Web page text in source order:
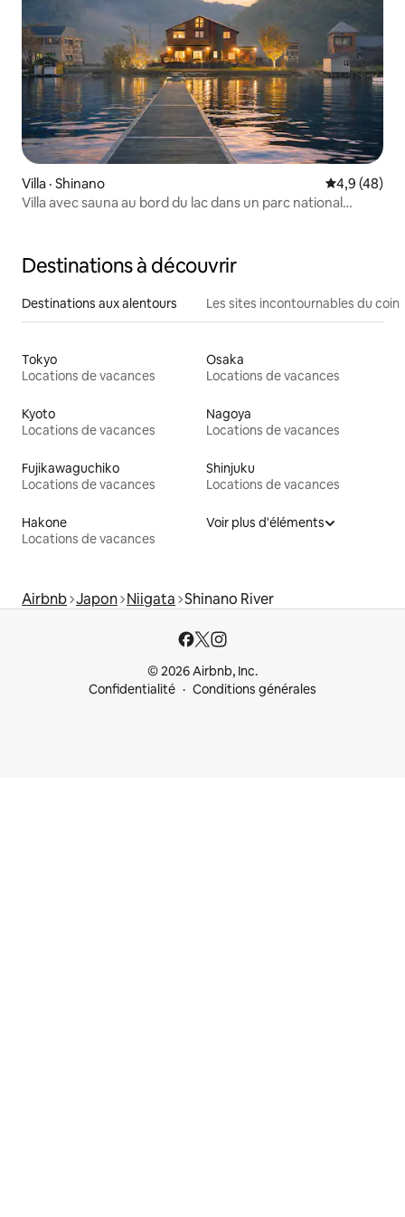
Villa · Shinano Note
4,9 (48)
Villa avec sauna au bord du lac dans un parc national
Destinations à découvrir
Destinations aux alentours Les sites incontournables du coin
Tokyo
Locations de vacances
Osaka
Locations de vacances
Kyoto
Locations de vacances
Nagoya
Locations de vacances
Fujikawaguchiko
Locations de vacances
Shinjuku
Locations de vacances
Hakone
Locations de vacances
Voir plus d'éléments
Airbnb Japon Niigata Shinano River
© 2026 Airbnb, Inc.
Confidentialité
Conditions générales